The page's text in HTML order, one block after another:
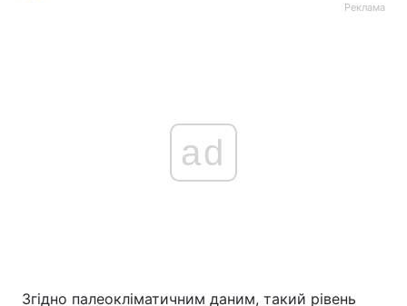
Реклама
ad
Згідно палеокліматичним даним, такий рівень